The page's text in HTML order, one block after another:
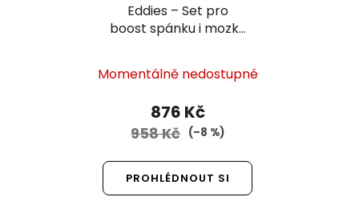
Eddies – Set pro
boost spánku i mozku
škraboška
Momentálně nedostupné
876 Kč
958 Kč (–8 %)
PROHLÉDNOUT SI